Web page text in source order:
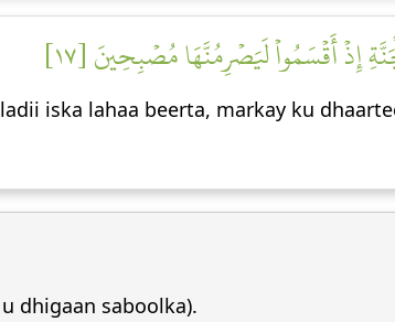
إِذۡ أَقۡسَمُواْ لَيَصۡرِمُنَّهَا مُصۡبِحِينَ [١٧]
iska lahaa beerta, markay ku
dhigaan saboolka).